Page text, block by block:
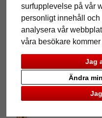
surfupplevelse på vår
personligt innehåll
analysera vår
våra besökare kommer
Jag
Ändra
Tillbaka